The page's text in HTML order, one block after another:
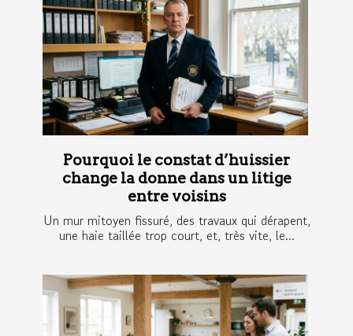
Pourquoi le constat d’huissier
change la donne dans un litige
entre voisins
Un mur mitoyen fissuré, des travaux qui dérapent,
une haie taillée trop court, et, très vite, le...